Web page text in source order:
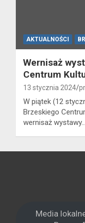
AKTUALNOŚCI
Wernisaż
Centrum
13 stycznia 2024
W piątek (12
Brzeskiego
wernisaż wystawy…
Media